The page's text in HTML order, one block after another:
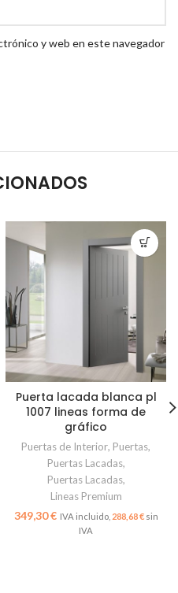
y web en este navegador
Puerta lacada blanca pl
1007 lineas forma de
gráfico
Puertas de Interior, Puertas,
Puertas Lacadas,
Puertas Lacadas,
Lineas Premium
€ 288,68€